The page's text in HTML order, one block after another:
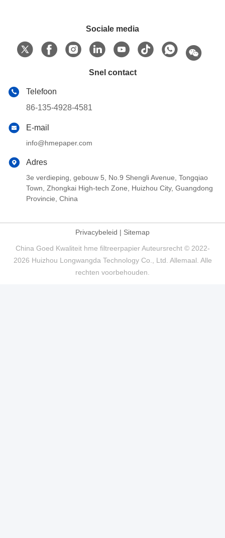
Sociale media
Snel contact
Telefoon
86-135-4928-4581
E-mail
info@hmepaper.com
Adres
3e verdieping, gebouw 5, No.9 Shengli Avenue, Tongqiao
Town, Zhongkai High-tech Zone, Huizhou City, Guangdong
Provincie, China
Privacybeleid | Sitemap
China Goed Kwaliteit hme filtreerpapier Auteursrecht © 2022-
2026 Huizhou Longwangda Technology Co., Ltd. Allemaal. Alle
rechten voorbehouden.